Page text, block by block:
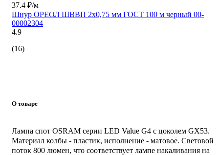
37.4 ₽/м
Шнур ОРЕОЛ ШВВП 2х0,75 мм ГОСТ 100 м черный 00-
00002304
4.9
(16)
О товаре
Лампа спот OSRAM серии LED Value G4 с цоколем GX53.
Материал колбы - пластик, исполнение - матовое. Световой
поток 800 люмен, что соответствует лампе накаливания на